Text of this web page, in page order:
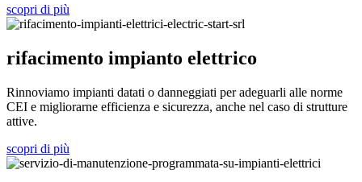
scopri di più
rifacimento impianto elettrico
Rinnoviamo impianti datati o danneggiati per adeguarli alle norme
CEI e migliorarne efficienza e sicurezza, anche nel caso di strutture
attive.
scopri di più